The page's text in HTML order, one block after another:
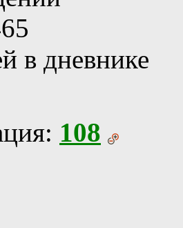
в дневнике
108